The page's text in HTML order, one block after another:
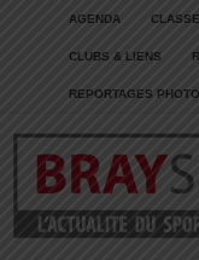
AGENDA
CLUBS & LIENS
REPORTAGES